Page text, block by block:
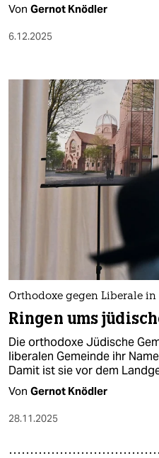
Von Gernot Knödler
6.12.2025
Orthodoxe gegen Liberale
Ringen ums
Die orthodoxe Jüdische
liberalen Gemeinde ihr
Damit ist sie vor dem
Von Gernot Knödler
28.11.2025